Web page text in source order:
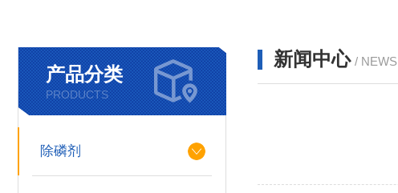
产品分类
PRODUCTS
除磷剂
新闻中心 / NEWS